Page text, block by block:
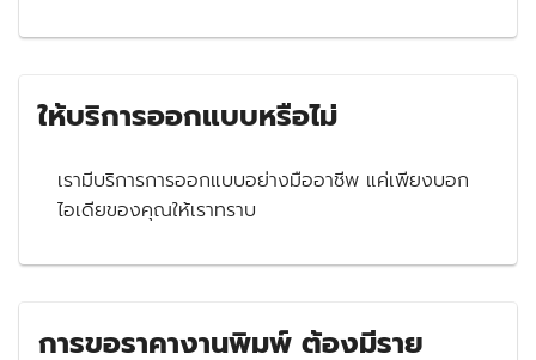
ให้บริการออกแบบหรือไม่
เรามีบริการการออกแบบอย่างมืออาชีพ แค่เพียงบอก
ไอเดียของคุณให้เราทราบ
การขอราคางานพิมพ์ ต้องมีราย